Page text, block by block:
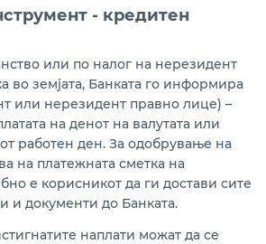
за платежни услуги
- кредитен
или по налог на нерезидент
во земјата, Банката го информира
или нерезидент правно лице) –
на денот на валутата или
работен ден. За одобрување на
на платежната сметка на
е корисникот да ги достави сите
и документи до Банката.
наплати можат да се